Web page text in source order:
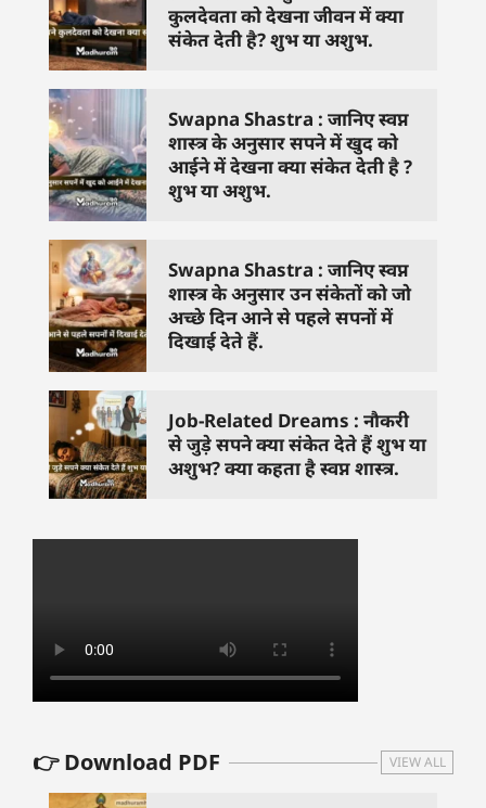
कुलदेवता को देखना जीवन में क्या
संकेत देती है? शुभ या अशुभ.
Swapna Shastra : जानिए स्वप्न
शास्त्र के अनुसार सपने में खुद को
आईने में देखना क्या संकेत देती है ?
शुभ या अशुभ.
Swapna Shastra : जानिए स्वप्न
शास्त्र के अनुसार उन संकेतों को जो
अच्छे दिन आने से पहले सपनों में
दिखाई देते हैं.
Job-Related Dreams : नौकरी
से जुड़े सपने क्या संकेत देते हैं शुभ या
अशुभ? क्या कहता है स्वप्न शास्त्र.
👉 Download PDF VIEW ALL